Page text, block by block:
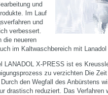
und
Im Lauf
und
verbessert.
die neueren
im Kaltwaschbereich mit
LANADOL X-PRESS ist es
zu verzichten Die
den Wegfall des Anbürstens
drastisch reduziert. Das Verfahren